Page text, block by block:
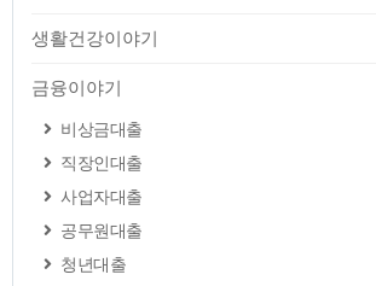
생활건강이야기
금융이야기
비상금대출
직장인대출
사업자대출
공무원대출
청년대출